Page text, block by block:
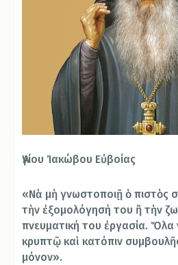
Ἁγίου Ἰακώβου Εὐβοίας
«Νὰ μὴ γνωστοποιῇ ὁ πιστὸς
τὴν ἐξομολόγησή του ἢ τὴν
πνευματική του ἐργασία. Ὅλα
κρυπτῷ καὶ κατόπιν
μόνον».